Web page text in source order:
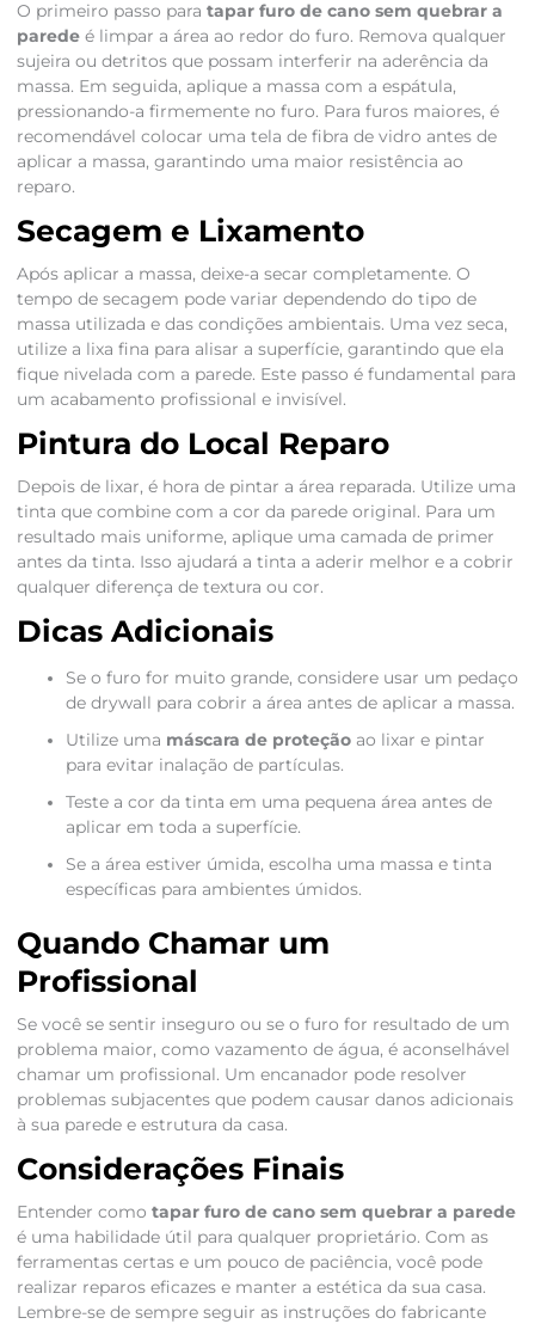
O primeiro passo para tapar furo de cano sem quebrar a
paredeé limpar a área ao redor do furo. Remova qualquer
sujeira ou detritos que possam interferir na aderência da
massa. Em seguida, aplique a massa com a espátula,
pressionando-a firmemente no furo. Para furos maiores, é
recomendável colocar uma tela de fibra de vidro antes de
aplicar a massa, garantindo uma maior resistência ao
reparo.
Secagem e Lixamento
Após aplicar a massa, deixe-a secar completamente. O
tempo de secagem pode variar dependendo do tipo de
massa utilizada e das condições ambientais. Uma vez seca,
utilize a lixa fina para alisar a superfície, garantindo que ela
fique nivelada com a parede. Este passo é fundamental para
um acabamento profissional e invisível.
Pintura do Local Reparo
Depois de lixar, é hora de pintar a área reparada. Utilize uma
tinta que combine com a cor da parede original. Para um
resultado mais uniforme, aplique uma camada de primer
antes da tinta. Isso ajudará a tinta a aderir melhor e a cobrir
qualquer diferença de textura ou cor.
Dicas Adicionais
Se o furo for muito grande, considere usar um pedaço
de drywall para cobrir a área antes de aplicar a massa.
Utilize uma máscara de proteçãoao lixar e pintar
para evitar inalação de partículas.
Teste a cor da tinta em uma pequena área antes de
aplicar em toda a superfície.
Se a área estiver úmida, escolha uma massa e tinta
específicas para ambientes úmidos.
Quando Chamar um
Profissional
Se você se sentir inseguro ou se o furo for resultado de um
problema maior, como vazamento de água, é aconselhável
chamar um profissional. Um encanador pode resolver
problemas subjacentes que podem causar danos adicionais
à sua parede e estrutura da casa.
Considerações Finais
Entender como tapar furo de cano sem quebrar a parede
é uma habilidade útil para qualquer proprietário. Com as
ferramentas certas e um pouco de paciência, você pode
realizar reparos eficazes e manter a estética da sua casa.
Lembre-se de sempre seguir as instruções do fabricante